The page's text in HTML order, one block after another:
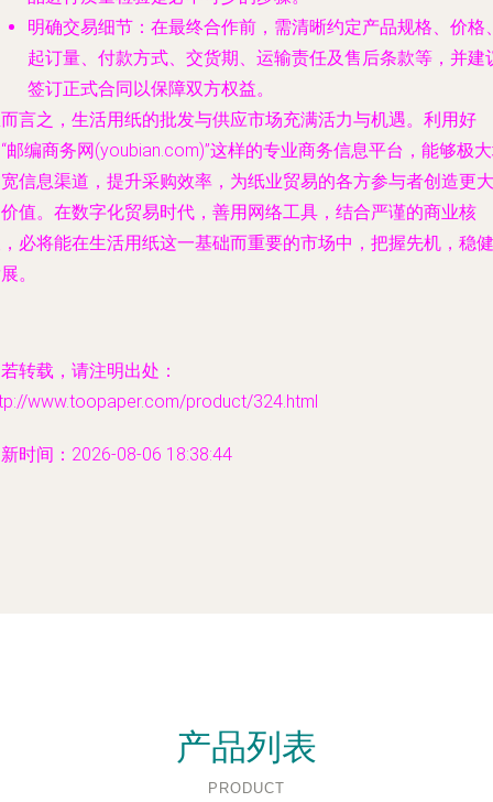
明确交易细节 ：在最终合作前，需清晰约定产品规格、价格
起订量、付款方式、交货期、运输责任及售后条款等，并建
签订正式合同以保障双方权益。
言之，生活用纸的批发与供应市场充满活力与机遇。利用好
邮编商务网(youbian.com)”这样的专业商务信息平台，能够极
信息渠道，提升采购效率，为纸业贸易的各方参与者创造更大
值。在数字化贸易时代，善用网络工具，结合严谨的商业核
必将能在生活用纸这一基础而重要的市场中，把握先机，稳健
。
转载，请注明出处：
www.toopaper.com/product/324.html
时间：2026-08-06 18:38:44
产品列表
PRODUCT